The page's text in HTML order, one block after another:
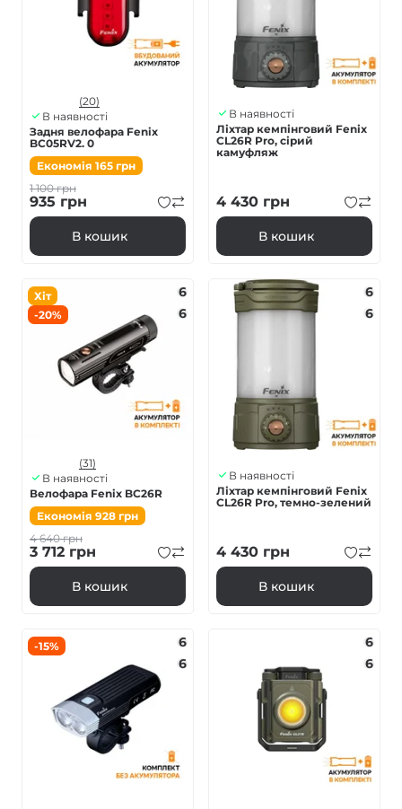
(20)
В наявності
Задня велофара Fenix
BC05RV2. 0
Економія 165 грн
1 100грн
935 грн
В кошик
В наявності
Ліхтар кемпінговий Fenix
CL26R Pro, сірий
камуфляж
4 430 грн
В кошик
Хіт
-20%
6
6
(31)
В наявності
Велофара Fenix BC26R
Економія 928 грн
4 640грн
3 712 грн
В кошик
6
6
В наявності
Ліхтар кемпінговий Fenix
CL26R Pro, темно-зелений
4 430 грн
В кошик
-15%
6
6
6
6